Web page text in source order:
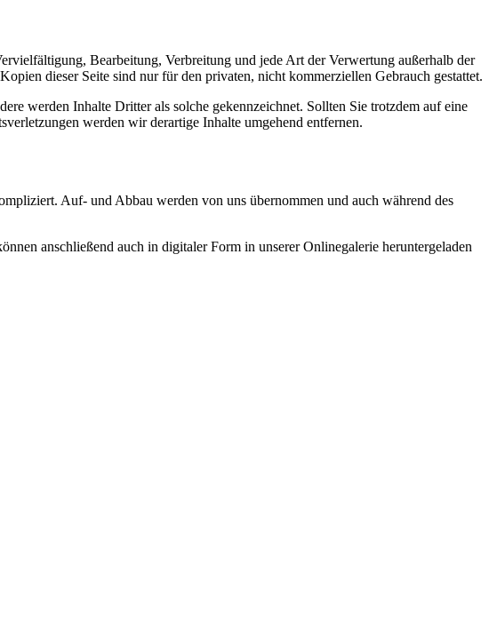
Bearbeitung, Verbreitung und jede Art der Verwertung außerhalb der
dieser Seite sind nur für den privaten, nicht kommerziellen Gebrauch gestattet.
werden Inhalte Dritter als solche gekennzeichnet. Sollten Sie trotzdem auf eine
werden wir derartige Inhalte umgehend entfernen.
Auf- und Abbau werden von uns übernommen und auch während des
anschließend auch in digitaler Form in unserer Onlinegalerie heruntergeladen